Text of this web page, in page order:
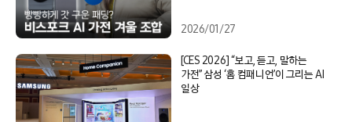
2026/01/27
[CES 2026] “보고, 듣고, 말하는
가전” 삼성 ‘홈 컴패니언’이 그리는 AI
일상